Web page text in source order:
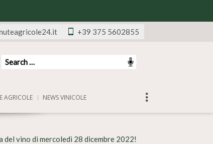
+39 375 5602855
AGRICOLE NEWS VINICOLE
del vino di mercoledì 28 dicembre 2022!